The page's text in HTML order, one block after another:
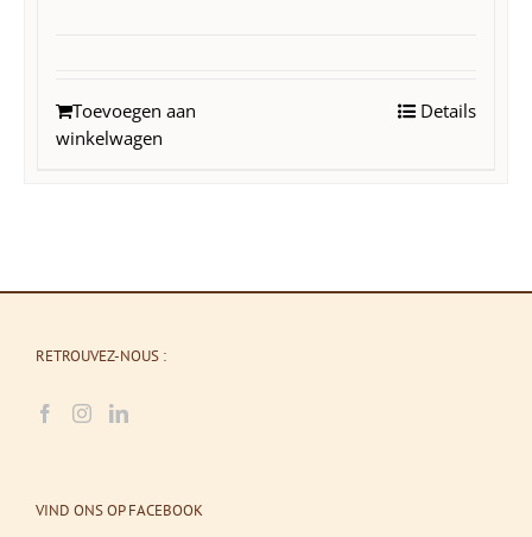
Toevoegen aan
winkelwagen
Details
RETROUVEZ-NOUS :
VIND ONS OP FACEBOOK